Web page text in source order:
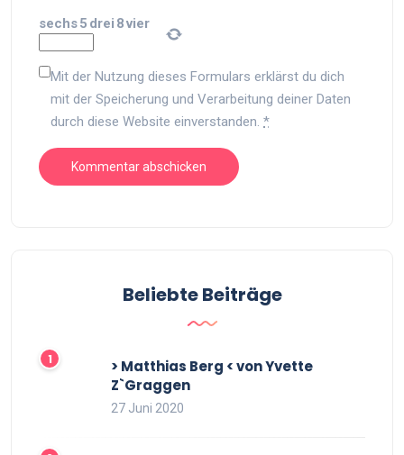
sechs5 drei 8vier
Mit der Nutzung dieses Formulars erklärst du dich
mit der Speicherung und Verarbeitung deiner Daten
durch diese Website einverstanden. *
Beliebte Beiträge
> Matthias Berg < von Yvette
Z`Graggen
27 Juni 2020